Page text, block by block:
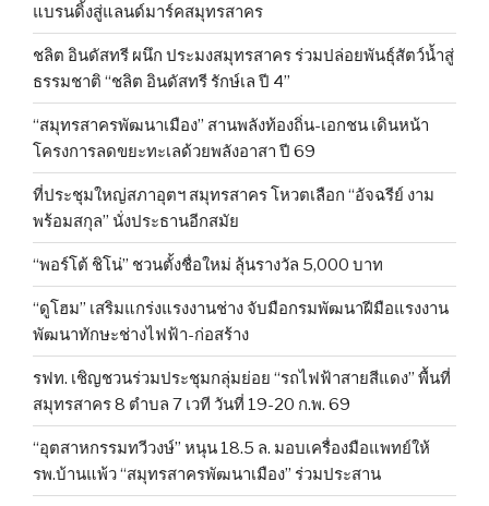
แบรนดิ้งสู่แลนด์มาร์คสมุทรสาคร
ชลิต อินดัสทรี ผนึก ประมงสมุทรสาคร ร่วมปล่อยพันธุ์สัตว์น้ำสู่
ธรรมชาติ “ชลิต อินดัสทรี รักษ์เล ปี 4”
“สมุทรสาครพัฒนาเมือง” สานพลังท้องถิ่น-เอกชน เดินหน้า
โครงการลดขยะทะเลด้วยพลังอาสา ปี 69
ที่ประชุมใหญ่สภาอุตฯ สมุทรสาคร โหวตเลือก “อัจฉรีย์ งาม
พร้อมสกุล” นั่งประธานอีกสมัย
“พอร์โต้ ชิโน่” ชวนตั้งชื่อใหม่ ลุ้นรางวัล 5,000 บาท
“ดูโฮม” เสริมแกร่งแรงงานช่าง จับมือกรมพัฒนาฝีมือแรงงาน
พัฒนาทักษะช่างไฟฟ้า-ก่อสร้าง
รฟท. เชิญชวนร่วมประชุมกลุ่มย่อย “รถไฟฟ้าสายสีแดง” พื้นที่
สมุทรสาคร 8 ตำบล 7 เวที วันที่ 19-20 ก.พ. 69
“อุตสาหกรรมทวีวงษ์” หนุน 18.5 ล. มอบเครื่องมือแพทย์ให้
รพ.บ้านแพ้ว “สมุทรสาครพัฒนาเมือง” ร่วมประสาน